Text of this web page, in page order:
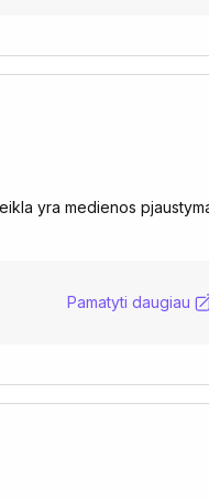
yra medienos
Pamatyti daugiau